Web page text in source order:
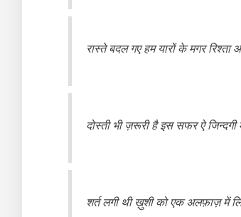
रास्ते बदल गए हम यारों के मगर रिश्ता
दोस्ती भी ज़रूरी है इस सफर ऐ
शर्त लगी थी ख़ुशी को एक अलफ़ाज़ में